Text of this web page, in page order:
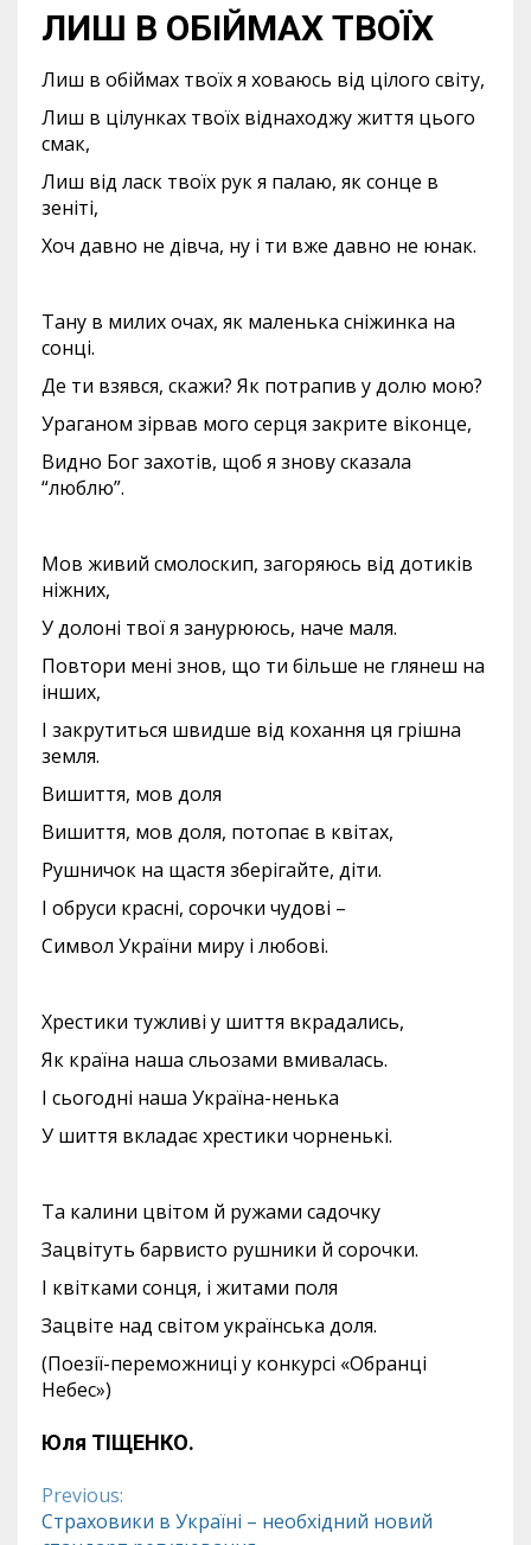
ЛИШ В ОБІЙМАХ ТВОЇХ
Лиш в обіймах твоїх я ховаюсь від цілого світу,
Лиш в цілунках твоїх віднаходжу життя цього
смак,
Лиш від ласк твоїх рук я палаю, як сонце в
зеніті,
Хоч давно не дівча, ну і ти вже давно не юнак.
Тану в милих очах, як маленька сніжинка на
сонці.
Де ти взявся, скажи? Як потрапив у долю мою?
Ураганом зірвав мого серця закрите віконце,
Видно Бог захотів, щоб я знову сказала
“люблю”.
Мов живий смолоскип, загоряюсь від дотиків
ніжних,
У долоні твої я занурююсь, наче маля.
Повтори мені знов, що ти більше не глянеш на
інших,
І закрутиться швидше від кохання ця грішна
земля.
Вишиття, мов доля
Вишиття, мов доля, потопає в квітах,
Рушничок на щастя зберігайте, діти.
І обруси красні, сорочки чудові –
Символ України миру і любові.
Хрестики тужливі у шиття вкрадались,
Як країна наша сльозами вмивалась.
І сьогодні наша Україна-ненька
У шиття вкладає хрестики чорненькі.
Та калини цвітом й ружами садочку
Зацвітуть барвисто рушники й сорочки.
І квітками сонця, і житами поля
Зацвіте над світом українська доля.
(Поезії-переможниці у конкурсі «Обранці
Небес»)
Юля ТІЩЕНКО.
Continue
Previous:
Страховики в Україні – необхідний новий